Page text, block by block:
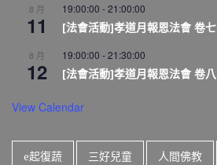
8 月
11
19:00:00 -21:00:00
[法會活動]孝道月報恩法會 卷七
8 月
12
19:00:00 -21:30:00
[法會活動]孝道月報恩法會 卷八
View Calendar
e起復蔬 三好兒童 人間佛教